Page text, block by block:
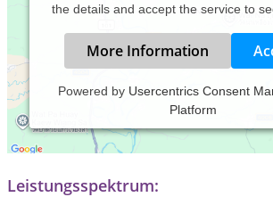
the details and accept the service to
More Information
Powered by Usercentrics Consent
Platform
Praxiszeiten:
Montag bis Freitag 8.30 - 12.30 Uhr u. 14.30
Leistungsspektrum: